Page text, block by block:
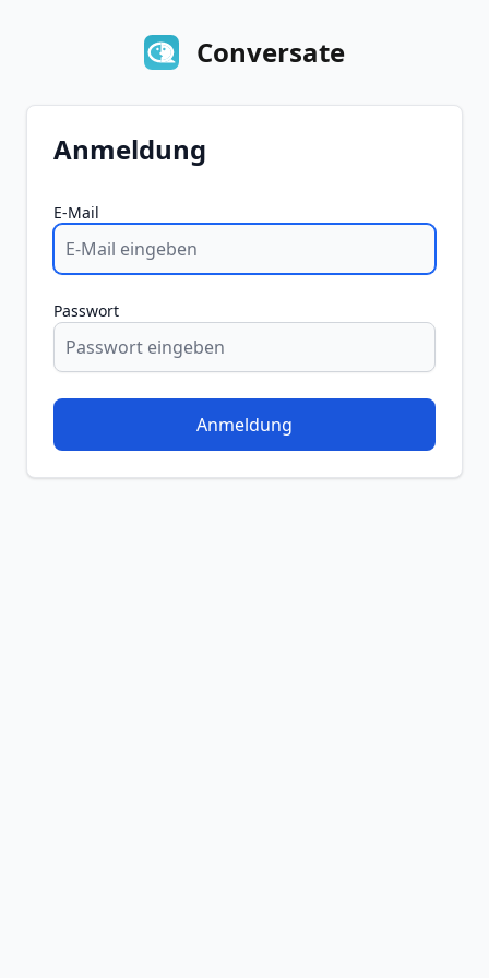
Conversate
Anmeldung
E-Mail
Passwort
Anmeldung